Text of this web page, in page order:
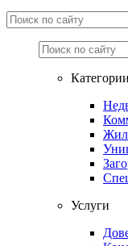
Категории
Услуги